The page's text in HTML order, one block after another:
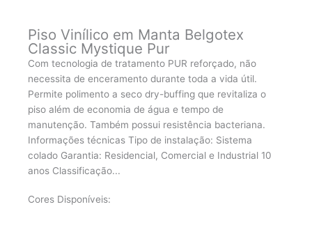
Piso Vinílico em Manta Belgotex
Classic Mystique Pur
Com tecnologia de tratamento PUR reforçado, não
necessita de enceramento durante toda a vida útil.
Permite polimento a seco dry-buffing que revitaliza o
piso além de economia de água e tempo de
manutenção. Também possui resistência bacteriana.
Informações técnicas Tipo de instalação: Sistema
colado Garantia: Residencial, Comercial e Industrial 10
anos Classificação...
Cores Disponíveis: